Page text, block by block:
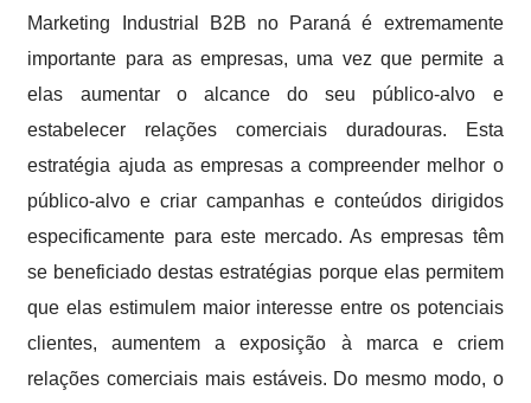
Marketing Industrial B2B no Paraná é extremamente
importante para as empresas, uma vez que permite a
elas aumentar o alcance do seu público-alvo e
estabelecer relações comerciais duradouras. Esta
estratégia ajuda as empresas a compreender melhor o
público-alvo e criar campanhas e conteúdos dirigidos
especificamente para este mercado. As empresas têm
se beneficiado destas estratégias porque elas permitem
que elas estimulem maior interesse entre os potenciais
clientes, aumentem a exposição à marca e criem
relações comerciais mais estáveis. Do mesmo modo, o